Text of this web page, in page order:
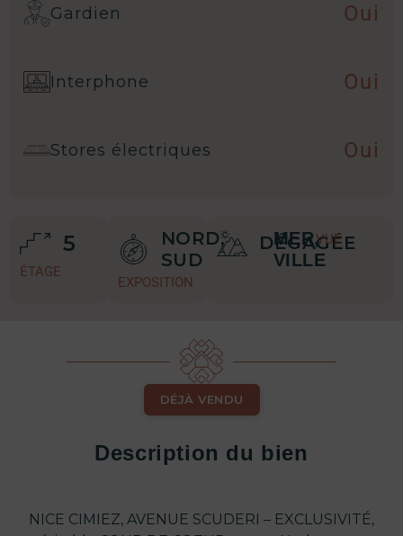
Gardien Oui
Interphone Oui
Stores électriques Oui
5
ÉTAGE
NORD,
SUD
EXPOSITION
DÉGAGÉE
MER,
VILLE
VUE
DÉJÀ VENDU
Description du bien
NICE CIMIEZ, AVENUE SCUDERI – EXCLUSIVITÉ,